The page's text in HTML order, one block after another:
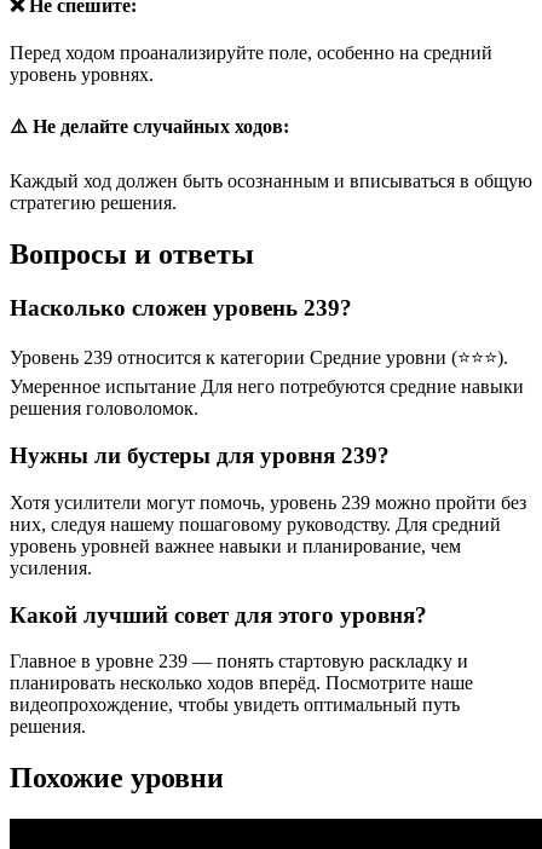
❌ Не спешите:
Перед ходом проанализируйте поле, особенно на средний
уровень уровнях.
⚠️ Не делайте случайных ходов:
Каждый ход должен быть осознанным и вписываться в общую
стратегию решения.
Вопросы и ответы
Насколько сложен уровень 239?
Уровень 239 относится к категории Средние уровни (⭐⭐⭐).
Умеренное испытание Для него потребуются средние навыки
решения головоломок.
Нужны ли бустеры для уровня 239?
Хотя усилители могут помочь, уровень 239 можно пройти без
них, следуя нашему пошаговому руководству. Для средний
уровень уровней важнее навыки и планирование, чем
усиления.
Какой лучший совет для этого уровня?
Главное в уровне 239 — понять стартовую раскладку и
планировать несколько ходов вперёд. Посмотрите наше
видеопрохождение, чтобы увидеть оптимальный путь
решения.
Похожие уровни